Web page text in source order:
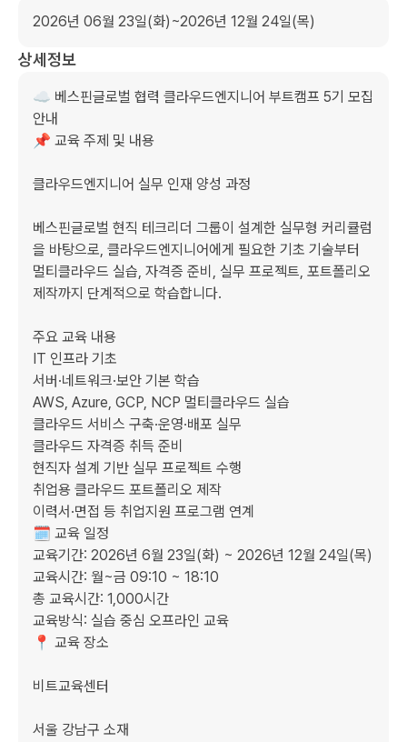
2026년 06월 23일(화)~2026년 12월 24일(목)
상세정보
☁️ 베스핀글로벌 협력 클라우드엔지니어 부트캠프 5기 모집
안내
📌 교육 주제 및 내용
클라우드엔지니어 실무 인재 양성 과정
베스핀글로벌 현직 테크리더 그룹이 설계한 실무형 커리큘럼
을 바탕으로, 클라우드엔지니어에게 필요한 기초 기술부터
멀티클라우드 실습, 자격증 준비, 실무 프로젝트, 포트폴리오
제작까지 단계적으로 학습합니다.
주요 교육 내용
IT 인프라 기초
서버·네트워크·보안 기본 학습
AWS, Azure, GCP, NCP 멀티클라우드 실습
클라우드 서비스 구축·운영·배포 실무
클라우드 자격증 취득 준비
현직자 설계 기반 실무 프로젝트 수행
취업용 클라우드 포트폴리오 제작
이력서·면접 등 취업지원 프로그램 연계
🗓️ 교육 일정
교육기간: 2026년 6월 23일(화) ~ 2026년 12월 24일(목)
교육시간: 월~금 09:10 ~ 18:10
총 교육시간: 1,000시간
교육방식: 실습 중심 오프라인 교육
📍 교육 장소
비트교육센터
서울 강남구 소재